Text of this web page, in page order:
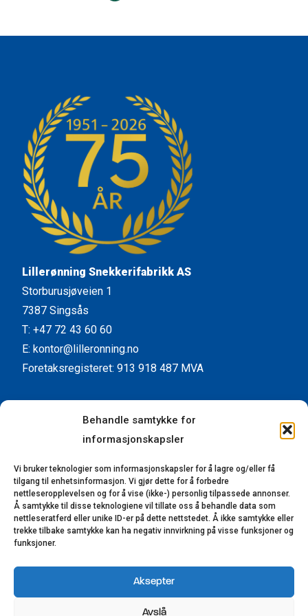
Behandle samtykke for
informasjonskapsler
Vi bruker teknologier som informasjonskapsler for å lagre og/eller få
tilgang til enhetsinformasjon. Vi gjør dette for å forbedre
nettleseropplevelsen og for å vise (ikke-) personlig tilpassede annonser.
Å samtykke til disse teknologiene vil tillate oss å behandle data som
nettleseratferd eller unike ID-er på dette nettstedet. Å ikke samtykke eller
trekke tilbake samtykke kan ha negativ innvirkning på visse funksjoner og
funksjoner.
Aksepter
Avslå
Lillerønning Snekkerifabrikk AS
Storburusjøveien 1
7387 Singsås
T: +47 72 43 60 60
E: kontor@lilleronning.no
Foretaksregisteret: 913 918 487 MVA
Facebook
Instagram
YouTube
LinkedIn
Kontaktinformasjon
Forhandlere
Reklamasjon
Bærekraft
Åpenhetsloven